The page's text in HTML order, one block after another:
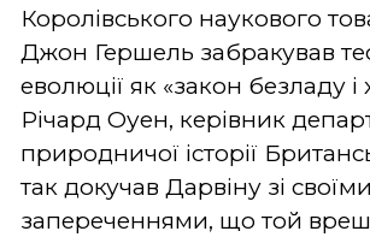
Королівського наукового
Джон Гершель забракував
еволюції як «закон безладу і
Річард Оуен, керівник
природничої історії
так докучав Дарвіну зі своїми
запереченнями, що той